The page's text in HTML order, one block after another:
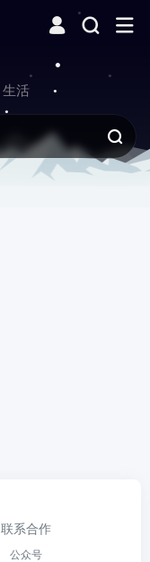
生活
联系合作
公众号